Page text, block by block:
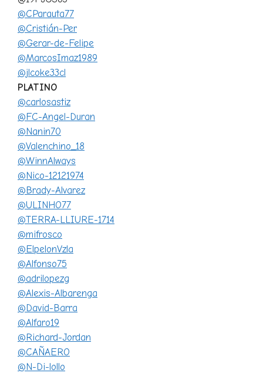
@CParauta77
@Cristián-Per
@Gerar-de-Felipe
@MarcosImaz1989
@jlcoke33cl
PLATINO
@carlosastiz
@FC-Angel-Duran
@Nanin70
@Valenchino_18
@WinnAlways
@Nico-12121974
@Brady-Alvarez
@ULINHO77
@TERRA-LLIURE-1714
@mifrosco
@ElpelonVzla
@Alfonso75
@adrilopezg
@Alexis-Albarenga
@David-Barra
@Alfaro19
@Richard-Jordan
@CAÑAERO
@N-Di-lollo